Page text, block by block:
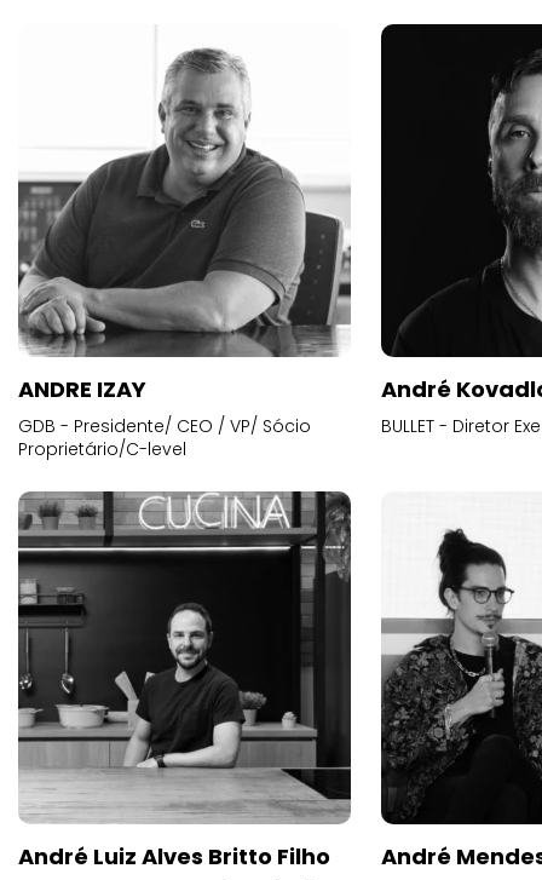
ANDRE IZAY
GDB - Presidente/ CEO / VP/ Sócio
Proprietário/C-level
André
BULLET - Diretor
André Luiz Alves Britto Filho André